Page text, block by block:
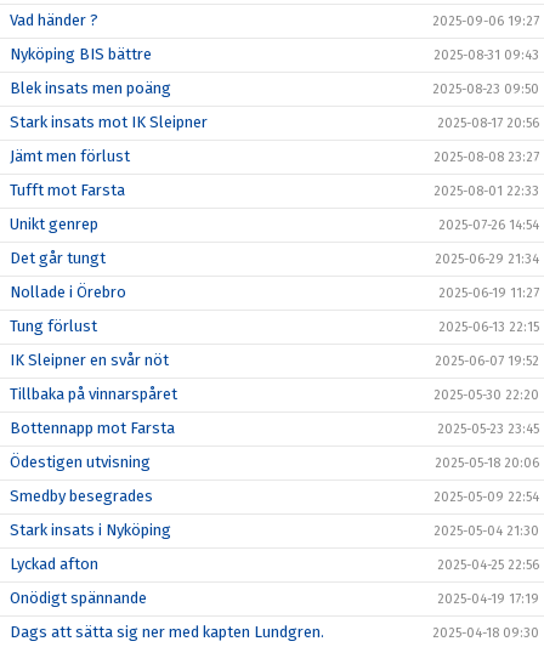
Vad händer ? 2025-09-06 19:27
Nyköping BIS bättre 2025-08-31 09:43
Blek insats men poäng 2025-08-23 09:50
Stark insats mot IK Sleipner 2025-08-17 20:56
Jämt men förlust 2025-08-08 23:27
Tufft mot Farsta 2025-08-01 22:33
Unikt genrep 2025-07-26 14:54
Det går tungt 2025-06-29 21:34
Nollade i Örebro 2025-06-19 11:27
Tung förlust 2025-06-13 22:15
IK Sleipner en svår nöt 2025-06-07 19:52
Tillbaka på vinnarspåret 2025-05-30 22:20
Bottennapp mot Farsta 2025-05-23 23:45
Ödestigen utvisning 2025-05-18 20:06
Smedby besegrades 2025-05-09 22:54
Stark insats i Nyköping 2025-05-04 21:30
Lyckad afton 2025-04-25 22:56
Onödigt spännande 2025-04-19 17:19
Dags att sätta sig ner med kapten Lundgren. 2025-04-18 09:30